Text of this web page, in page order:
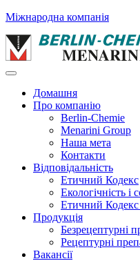
Міжнародна компанія
Домашня
Про компанію
Berlin-Chemie
Menarini Group
Наша мета
Контакти
Відповідальність
Етичний Кодекс
Екологічність і
Етичний
Продукція
Безрецептурні
Рецептурні
Вакансії